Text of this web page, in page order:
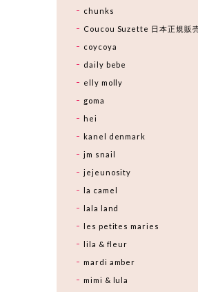
chunks
Coucou Suzette 日本正規販
coycoya
daily bebe
elly molly
goma
hei
kanel denmark
jm snail
jejeunosity
la camel
lala land
les petites maries
lila & fleur
mardi amber
mimi & lula